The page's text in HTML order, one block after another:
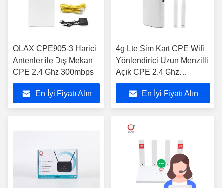
OLAX CPE905-3 Harici
Antenler ile Dış Mekan
CPE 2.4 Ghz 300mbps
En İyi Fiyatı Alın
4g Lte Sim Kart CPE Wifi
Yönlendirici Uzun Menzilli
Açık CPE 2.4 Ghz
CPE905-3
En İyi Fiyatı Alın